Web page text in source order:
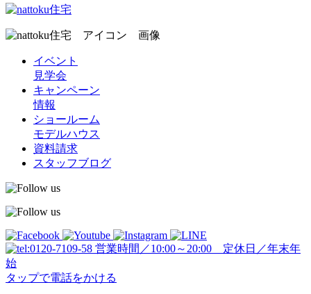
イベント
見学会
キャンペーン
情報
ショールーム
モデルハウス
資料請求
スタッフブログ
営業時間／10:00～20:00 定休日／年末年
始
タップで電話をかける